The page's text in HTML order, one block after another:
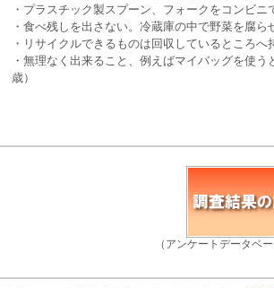
・プラスチック製スプーン、フォークをコンビニ
・食べ残しを出さない。冷蔵庫の中で野菜を腐
・リサイクルできるものは回収しているところ
・無理なく出来ること、例えばマイバッグを使
歳）
（アンケートデータベ